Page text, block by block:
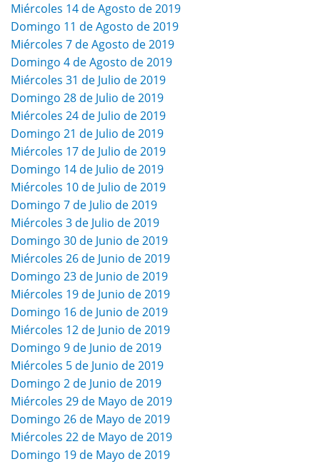
Miércoles 14 de Agosto de 2019
Domingo 11 de Agosto de 2019
Miércoles 7 de Agosto de 2019
Domingo 4 de Agosto de 2019
Miércoles 31 de Julio de 2019
Domingo 28 de Julio de 2019
Miércoles 24 de Julio de 2019
Domingo 21 de Julio de 2019
Miércoles 17 de Julio de 2019
Domingo 14 de Julio de 2019
Miércoles 10 de Julio de 2019
Domingo 7 de Julio de 2019
Miércoles 3 de Julio de 2019
Domingo 30 de Junio de 2019
Miércoles 26 de Junio de 2019
Domingo 23 de Junio de 2019
Miércoles 19 de Junio de 2019
Domingo 16 de Junio de 2019
Miércoles 12 de Junio de 2019
Domingo 9 de Junio de 2019
Miércoles 5 de Junio de 2019
Domingo 2 de Junio de 2019
Miércoles 29 de Mayo de 2019
Domingo 26 de Mayo de 2019
Miércoles 22 de Mayo de 2019
Domingo 19 de Mayo de 2019